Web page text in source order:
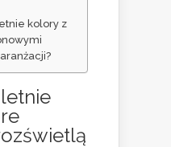
kolory z